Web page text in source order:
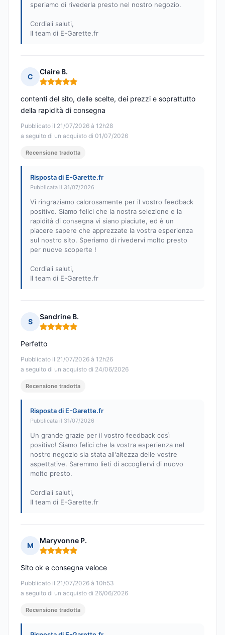
speriamo di rivederla presto nel nostro negozio.
Cordiali saluti,
Il team di E-Garette.fr
C
Claire B.
Nota: 5 su 5
Pubblicato il 21/07/2026 à 12h28
a seguito di un acquisto di 01/07/2026
contenti del sito, delle scelte, dei prezzi e soprattutto
della rapidità di consegna
Recensione tradotta
Risposta di E-Garette.fr
Pubblicata il 31/07/2026
Vi ringraziamo calorosamente per il vostro feedback
positivo. Siamo felici che la nostra selezione e la
rapidità di consegna vi siano piaciute, ed è un
piacere sapere che apprezzate la vostra esperienza
sul nostro sito. Speriamo di rivedervi molto presto
per nuove scoperte !
Cordiali saluti,
Il team di E-Garette.fr
S
Sandrine B.
Nota: 5 su 5
Pubblicato il 21/07/2026 à 12h26
a seguito di un acquisto di 24/06/2026
Perfetto
Recensione tradotta
Risposta di E-Garette.fr
Pubblicata il 31/07/2026
Un grande grazie per il vostro feedback così
positivo! Siamo felici che la vostra esperienza nel
nostro negozio sia stata all'altezza delle vostre
aspettative. Saremmo lieti di accogliervi di nuovo
molto presto.
Cordiali saluti,
Il team di E-Garette.fr
M
Maryvonne P.
Nota: 5 su 5
Pubblicato il 21/07/2026 à 10h53
a seguito di un acquisto di 26/06/2026
Sito ok e consegna veloce
Recensione tradotta